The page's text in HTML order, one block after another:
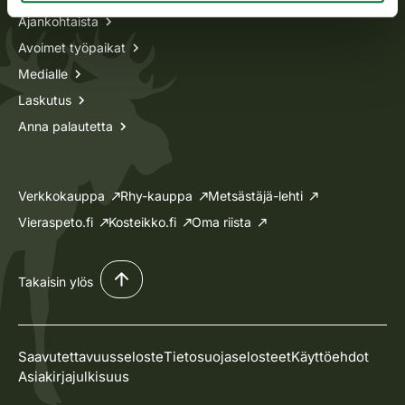
Ajankohtaista
Avoimet työpaikat
Medialle
Laskutus
Anna palautetta
Verkkokauppa Rhy-kauppa
Metsästäjä-lehti
Vieraspeto.fi
Kosteikko.fi Oma riista
Takaisin ylös
SaavutettavuusselosteTietosuojaselosteetKäyttöehdot
Asiakirjajulkisuus